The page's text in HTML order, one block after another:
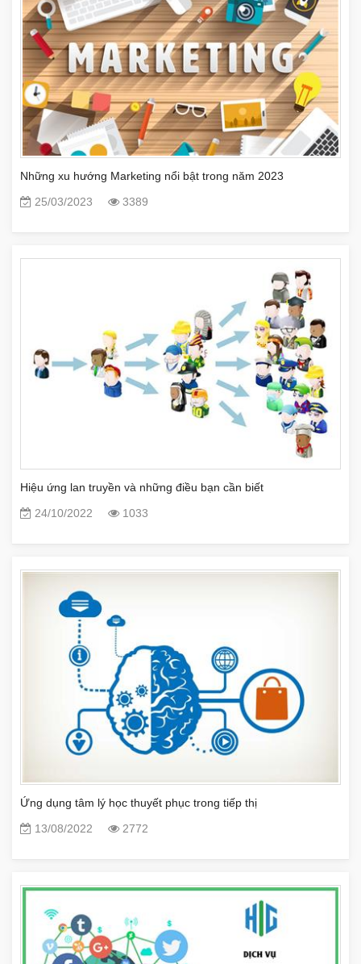
Những xu hướng Marketing nổi bật trong năm 2023
25/03/2023
3389
Hiệu ứng lan truyền và những điều bạn cần biết
24/10/2022
1033
Ứng dụng tâm lý học thuyết phục trong tiếp thị
13/08/2022
2772